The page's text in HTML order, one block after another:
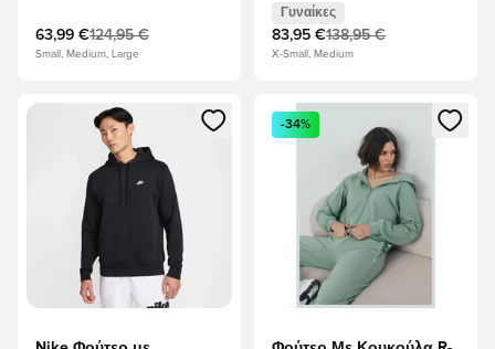
63,99 €124,95 €
Small, Medium, Large
Ευρώ 2025 - Μπλε κενό/
Ροζ Γυναίκες
Γυναίκες
83,95 €138,95 €
X-Small, Medium
Ανοίγει ένα Modal για να συνδεθείτε ή να εγγραφείτε ως
Ανοίγει ένα Modal για να
-34%